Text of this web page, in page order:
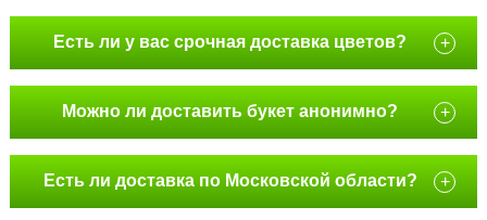
Есть ли у вас срочная доставка цветов? +
Можно ли доставить букет анонимно? +
Есть ли доставка по Московской области? +